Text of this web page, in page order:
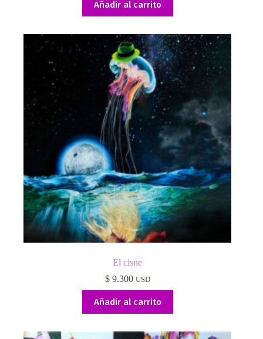
Añadir al carrito
El cisne
$9.300 USD
Añadir al carrito